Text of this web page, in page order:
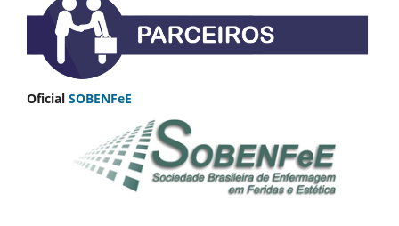
Oficial SOBENFeE